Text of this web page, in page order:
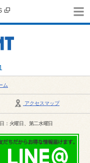
ム
アクセスマップ
火曜日、第二水曜日